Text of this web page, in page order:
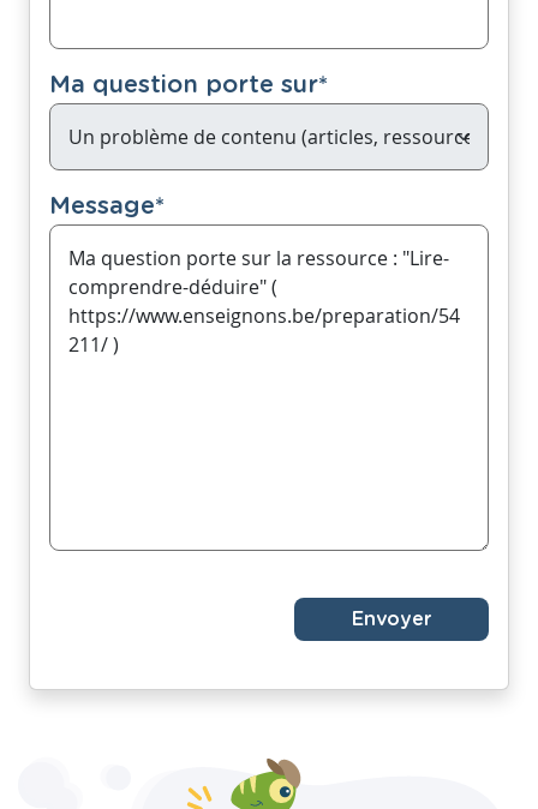
Ma question porte sur*
Message*
Envoyer